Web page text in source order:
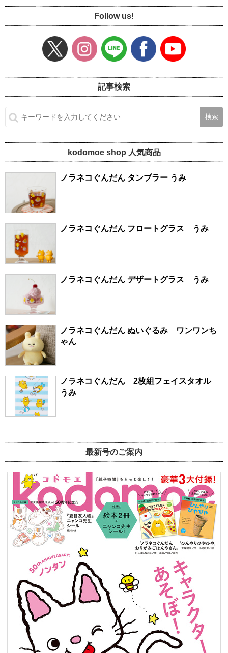
Follow us!
記事検索
kodomoe shop 人気商品
ノラネコぐんだん タンブラー うみ
ノラネコぐんだん フロートグラス うみ
ノラネコぐんだん デザートグラス うみ
ノラネコぐんだん ぬいぐるみ ワンワンち
ゃん
ノラネコぐんだん 2枚組フェイスタオル
うみ
最新号のご案内